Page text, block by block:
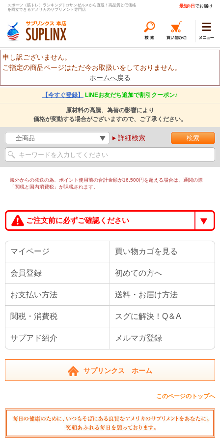
スポーツ（筋トレ）ランキング | ロサンゼルスから直送！高品質と低価格
を両立できるアメリカのサプリメント専門店
最短5日 でお届け
申し訳ございません。
ご指定の商品ページはただ今お取扱いをしておりません。
ホームへ戻る
【今すぐ登録】 LINEお友だち追加で割引クーポン♪
原材料の高騰、為替の影響により
価格が変動する場合がございますので、ご了承ください。
詳細検索
海外からの発送の為、ポイント使用前の合計金額が16,500円を超える場合は、通関の際
「関税と国内消費税」が課税されます。
ご注文前に必ずご確認ください
マイページ 買い物カゴを見る
会員登録 初めての方へ
お支払い方法 送料・お届け方法
関税・消費税 スグに解決！Q＆A
サプアド紹介 メルマガ登録
サプリンクス ホーム
このページのトップへ